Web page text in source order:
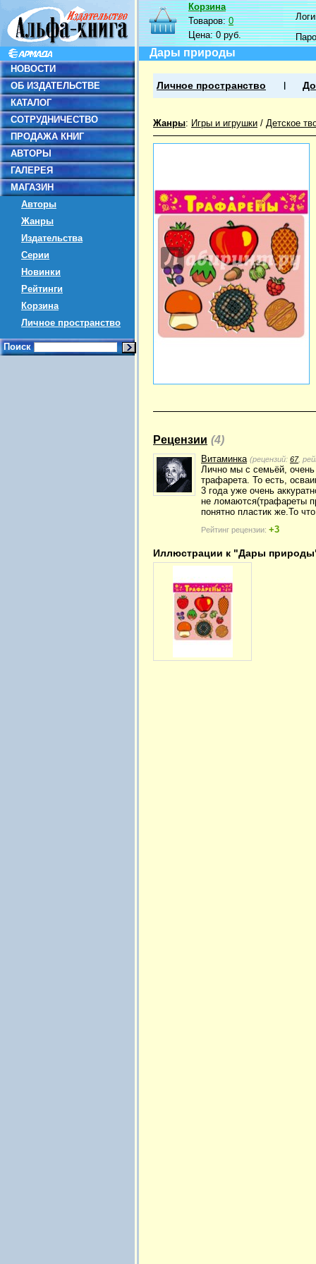
НОВОСТИ
ОБ ИЗДАТЕЛЬСТВЕ
КАТАЛОГ
СОТРУДНИЧЕСТВО
ПРОДАЖА КНИГ
АВТОРЫ
ГАЛЕРЕЯ
МАГАЗИН
Авторы
Жанры
Издательства
Серии
Новинки
Рейтинги
Корзина
Личное пространство
Поиск
Корзина
Товаров:0
Цена:0 руб.
Дары природы
Личное пространство
Жанры: Игры и игрушки / Детское
Рецензии (4)
Витаминка (рецензий: 67,
Лично мы с семьёй,
трафарета. То есть,
3 года уже очень
не ломаются(трафареты
понятно пластик же.То
Рейтинг рецензии: +3
Иллюстрации к "Дары